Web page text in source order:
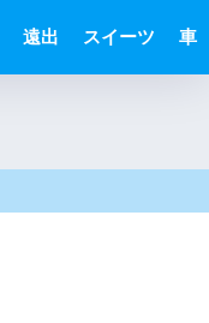
遠出 スイーツ 車